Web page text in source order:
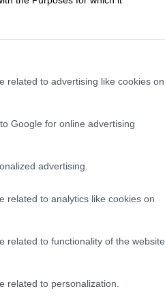
related to advertising like cookies on
Google for online advertising
advertising.
related to analytics like cookies on
related to functionality of the website
related to personalization.